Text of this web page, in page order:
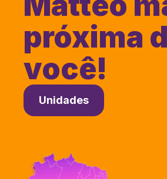
próxima
você!
Unidades